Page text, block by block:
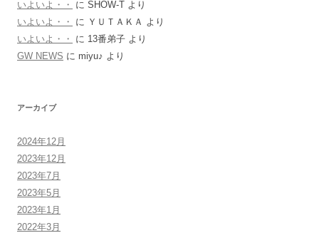
いよいよ・・ に SHOW-T より
いよいよ・・
に ＹＵＴＡＫＡ より
いよいよ・・
に 13番弟子 より
GW NEWS に miyu♪ より
アーカイブ
2024年12月
2023年12月
2023年7月
2023年5月
2023年1月
2022年3月